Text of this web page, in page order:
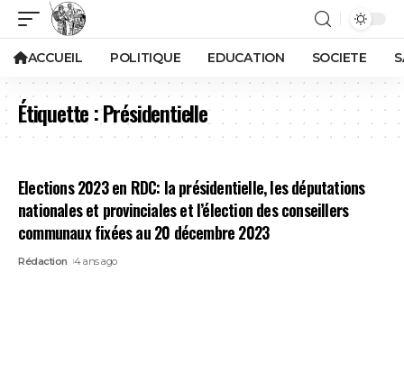
ACCUEIL POLITIQUE EDUCATION SOCIETE
Étiquette :Présidentielle
Elections 2023 en RDC: la présidentielle, les députations
nationales et provinciales et l’élection des conseillers
communaux fixées au 20 décembre 2023
Rédaction 4 ans ago